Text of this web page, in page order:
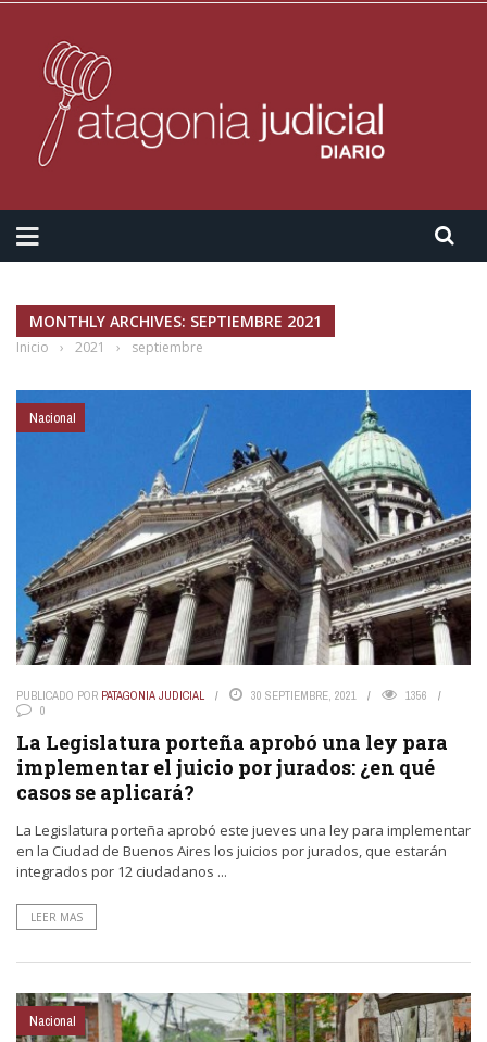
MONTHLY ARCHIVES: SEPTIEMBRE 2021
Inicio › 2021 › septiembre
Nacional
PUBLICADO POR PATAGONIA JUDICIAL 30 SEPTIEMBRE, 2021
1356
0
La Legislatura porteña aprobó una ley para
implementar el juicio por jurados: ¿en qué
casos se aplicará?
La Legislatura porteña aprobó este jueves una ley para implementar
en la Ciudad de Buenos Aires los juicios por jurados, que estarán
integrados por 12 ciudadanos ...
LEER MAS
Nacional